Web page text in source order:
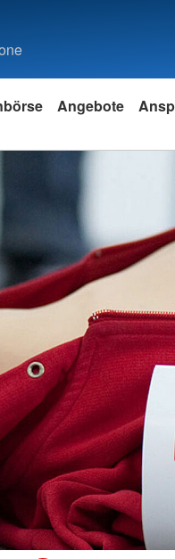
Angebote